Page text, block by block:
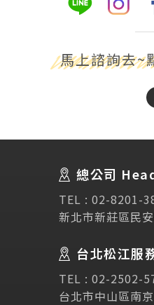
About Us 關於我們
講座活動
Testimonial 學
Links 相關連結
馬上諮詢去~
總公司
TEL : 02-8201-
新北市新莊區民
台北松江服
TEL : 02-2502-
台北市中山區南